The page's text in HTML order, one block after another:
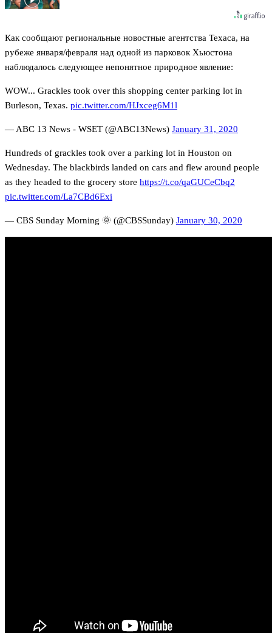
Как сообщают региональные новостные агентства Техаса, на
рубеже января/февраля над одной из парковок Хьюстона
наблюдалось следующее непонятное природное явление:
WOW... Grackles took over this shopping center parking lot in
Burleson, Texas. pic.twitter.com/HJxceg6M1l
— ABC 13 News - WSET (@ABC13News) January 31, 2020
Hundreds of grackles took over a parking lot in Houston on
Wednesday. The blackbirds landed on cars and flew around people
as they headed to the grocery store https://t.co/qaGUCeCbq2
pic.twitter.com/La7CBd6Exi
— CBS Sunday Morning 🌞 (@CBSSunday) January 30, 2020